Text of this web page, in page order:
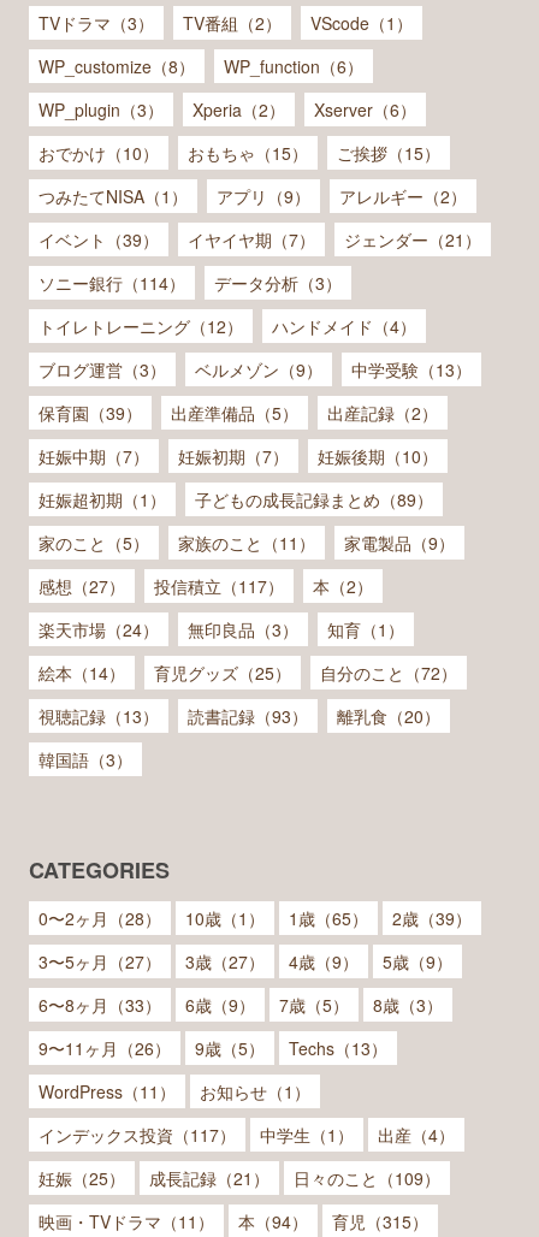
TVドラマ（3）
TV番組（2）
VScode（1）
WP_customize（8）
WP_function（6）
WP_plugin（3）
Xperia（2）
Xserver（6）
おでかけ（10）
おもちゃ（15）
ご挨拶（15）
つみたてNISA（1）
アプリ（9）
アレルギー（2）
イベント（39）
イヤイヤ期（7）
ジェンダー（21）
ソニー銀行（114）
データ分析（3）
トイレトレーニング（12）
ハンドメイド（4）
ブログ運営（3）
ベルメゾン（9）
中学受験（13）
保育園（39）
出産準備品（5）
出産記録（2）
妊娠中期（7）
妊娠初期（7）
妊娠後期（10）
妊娠超初期（1）
子どもの成長記録まとめ（89）
家のこと（5）
家族のこと（11）
家電製品（9）
感想（27）
投信積立（117）
本（2）
楽天市場（24）
無印良品（3）
知育（1）
絵本（14）
育児グッズ（25）
自分のこと（72）
視聴記録（13）
読書記録（93）
離乳食（20）
韓国語（3）
CATEGORIES
0〜2ヶ月（28） 10歳（1） 1歳（65）
2歳（39）
3〜5ヶ月（27）
3歳（27） 4歳（9）
5歳（9）
6〜8ヶ月（33）
6歳（9） 7歳（5）
8歳（3）
9〜11ヶ月（26）
9歳（5）
Techs（13）
WordPress（11）
お知らせ（1）
インデックス投資（117）
中学生（1）
出産（4）
妊娠（25）
成長記録（21）
日々のこと（109）
映画・TVドラマ（11）
本（94） 育児（315）